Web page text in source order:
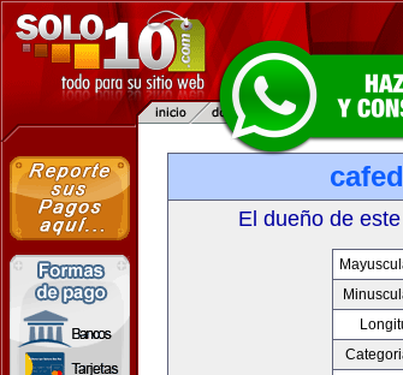
El dueño de